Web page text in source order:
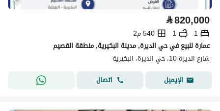
⃁820,000
1
1
540 م2
عمارة للبيع في حي الديرة, مدينة البكيرية, منطقة القصيم
شارع الديرة 10، حي الديرة، البكيرية
الإيميل
اتصال